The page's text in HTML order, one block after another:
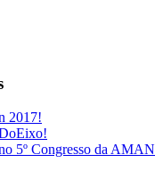
2017!
5º Congresso da AMAN